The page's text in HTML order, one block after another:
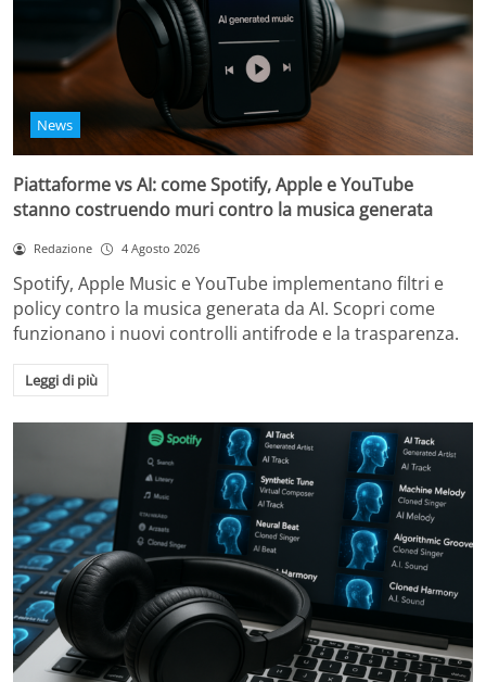
News
Piattaforme vs AI: come Spotify, Apple e YouTube
stanno costruendo muri contro la musica generata
Redazione 4 Agosto 2026
Spotify, Apple Music e YouTube implementano filtri e
policy contro la musica generata da AI. Scopri come
funzionano i nuovi controlli antifrode e la trasparenza.
Leggi di più